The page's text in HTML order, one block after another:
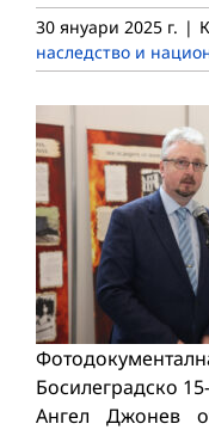
30 януари 2025 г. |
наследство и
Босилеградско
Ангел Джонев